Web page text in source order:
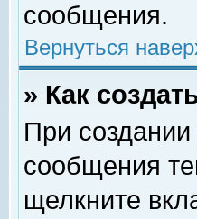
сообщения.
Вернуться
» Как
При
сообщения
щелкните